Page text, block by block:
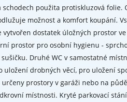
schodech použita protiskluzová folie.
možnost a komfort koupání.
dostatek úložných prostor
prostor pro osobní hygienu -
Druhé WC v samostatné
uložení drobných věcí, pro uložení
prostory v garáži nebo na
místnosti. Kryté parkovací